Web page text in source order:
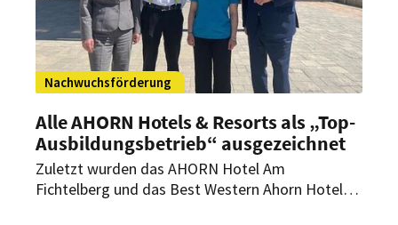
Nachwuchsförderung
Alle AHORN Hotels & Resorts als „Top-
Ausbildungsbetrieb“ ausgezeichnet
Zuletzt wurden das AHORN Hotel Am
Fichtelberg und das Best Western Ahorn Hotel